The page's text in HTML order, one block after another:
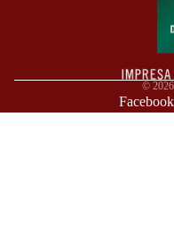
© 2026
Facebook